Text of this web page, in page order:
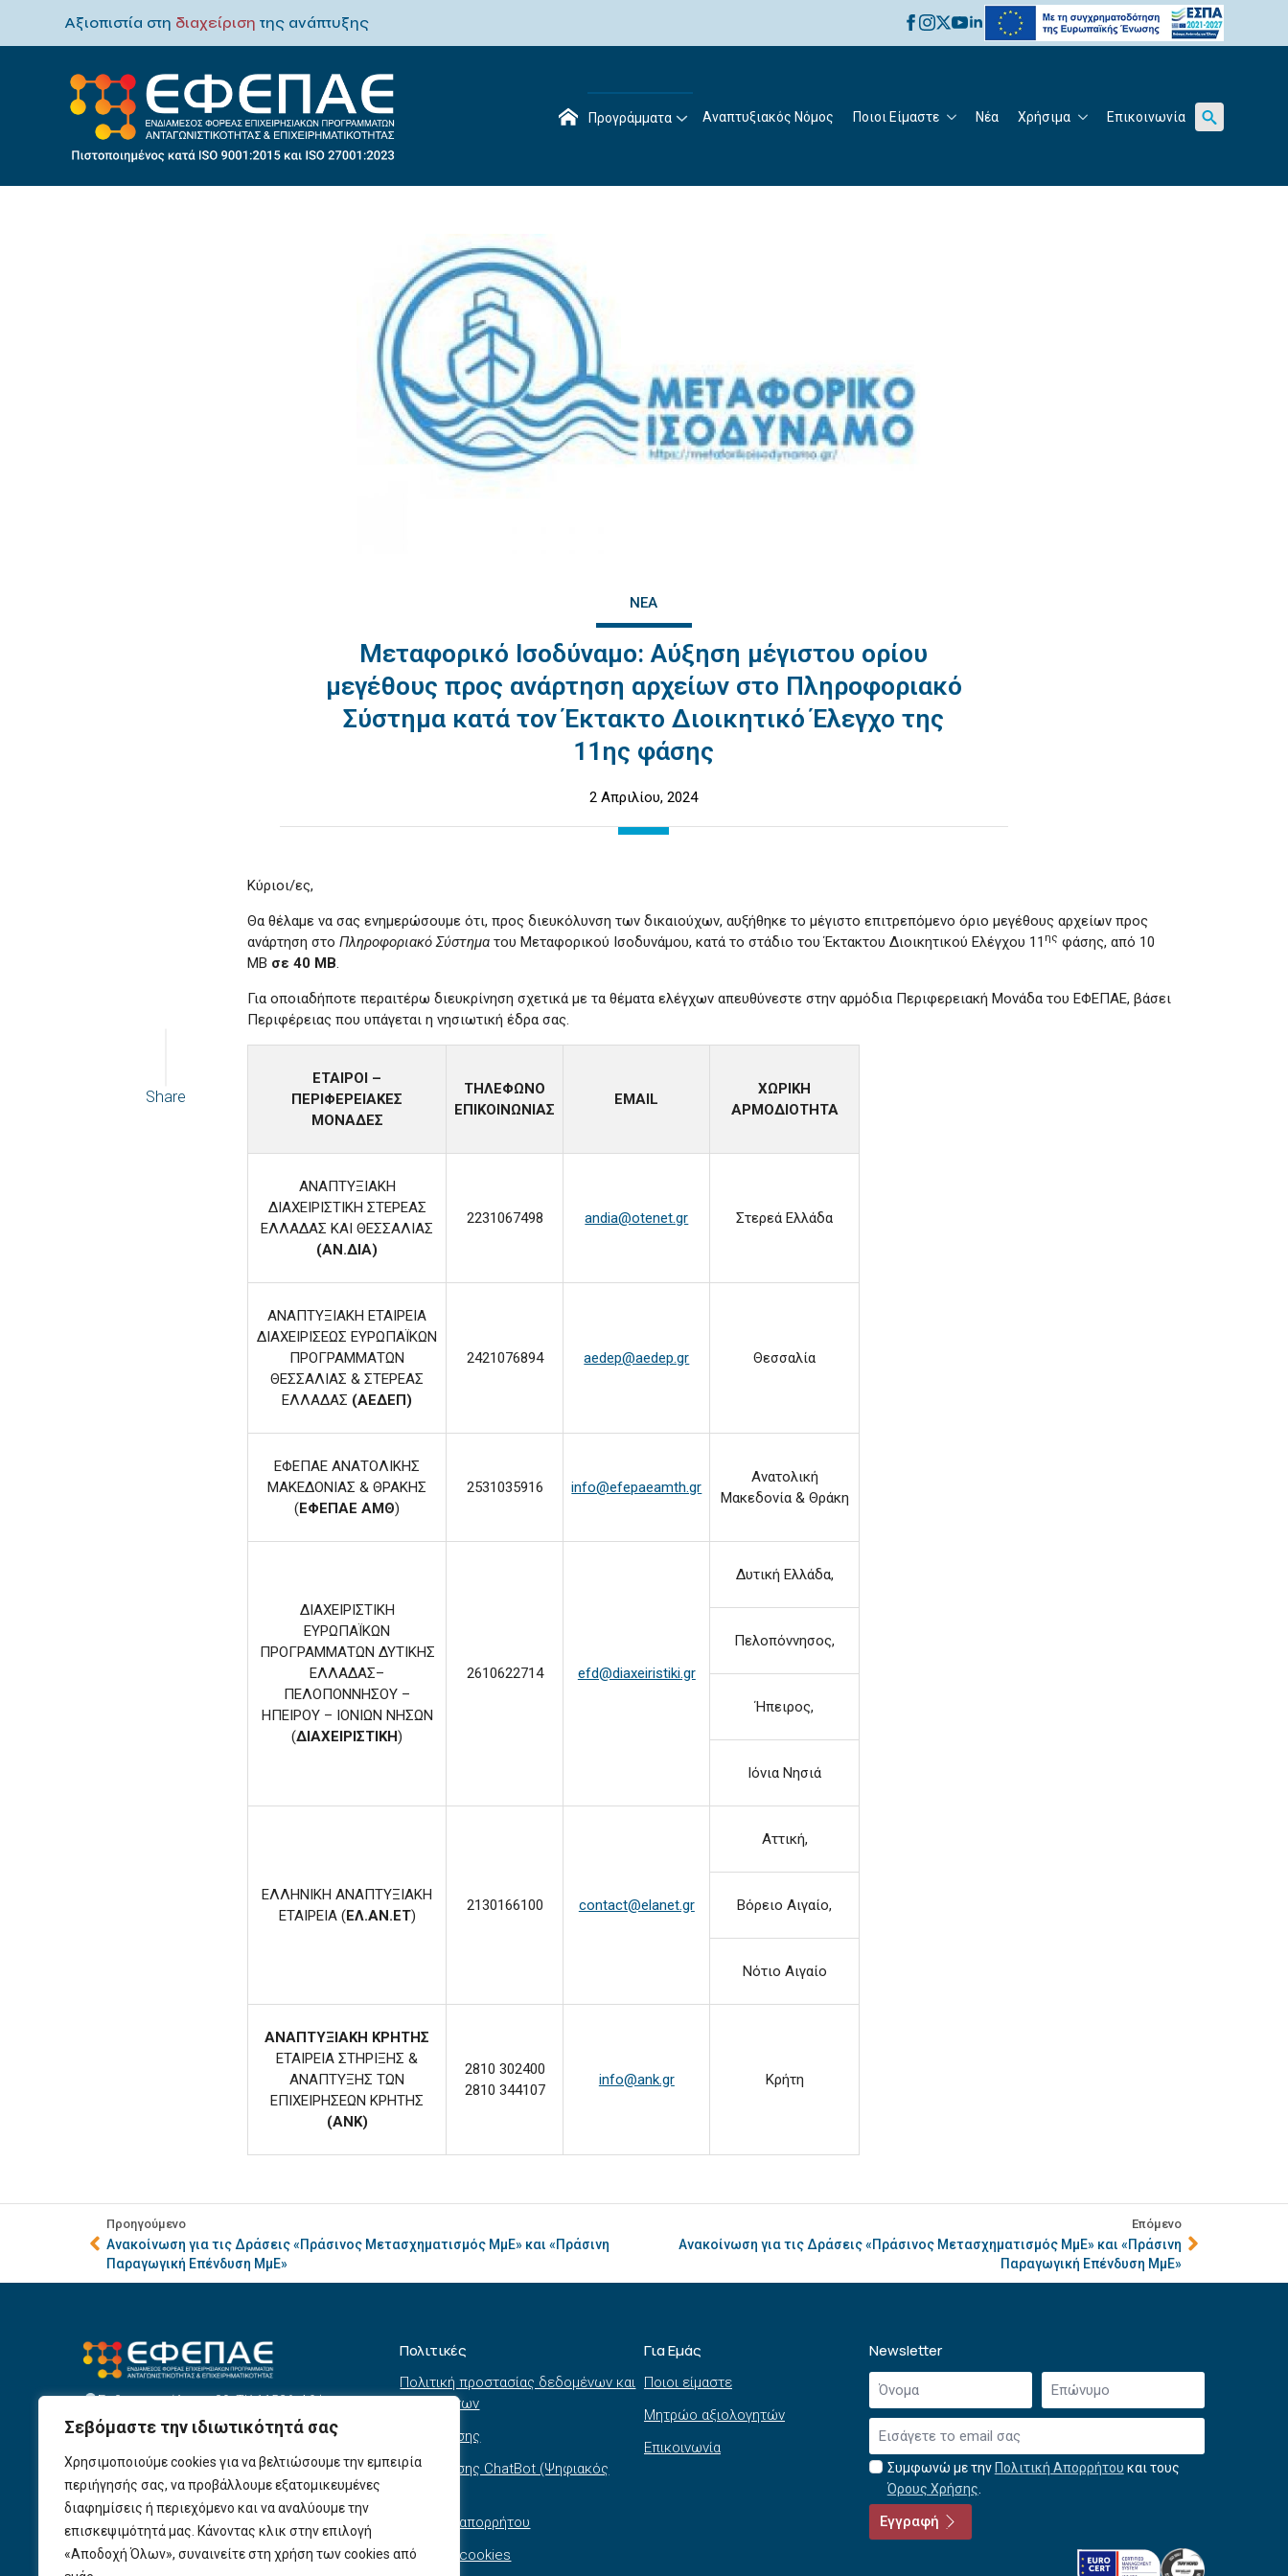
Σεβόμαστε την ιδιωτικότητά σας
Χρησιμοποιούμε cookies για να βελτιώσουμε την εμπειρία
περιήγησής σας, να προβάλλουμε εξατομικευμένες
διαφημίσεις ή περιεχόμενο και να αναλύουμε την
επισκεψιμότητά μας. Κάνοντας κλικ στην επιλογή
«Αποδοχή Όλων», συναινείτε στη χρήση των cookies από
Αξιοπιστία στη διαχείριση της ανάπτυξης
Προγράμματα Αναπτυξιακός Νόμος Ποιοι Είμαστε Νέα Χρήσιμα Επικοινωνία
for:
ΝΈΑ
Μεταφορικό Ισοδύναμο: Αύξηση μέγιστου ορίου
μεγέθους προς ανάρτηση αρχείων στο Πληροφοριακό
Σύστημα κατά τον Έκτακτο Διοικητικό Έλεγχο της
11ης φάσης
2 Απριλίου, 2024
Share
Κύριοι/ες,
Θα θέλαμε να σας ενημερώσουμε ότι, προς διευκόλυνση των δικαιούχων, αυξήθηκε το μέγιστο επιτρεπόμενο όριο μεγέθους αρχείων προς
ανάρτηση στοΠληροφοριακό Σύστημα του Μεταφορικού Ισοδυνάμου, κατά το στάδιο του Έκτακτου Διοικητικού Ελέγχου 11 ης φάσης, από 10
MB σε 40 MB.
Για οποιαδήποτε περαιτέρω διευκρίνηση σχετικά με τα θέματα ελέγχων απευθύνεστε στην αρμόδια Περιφερειακή Μονάδα του ΕΦΕΠΑΕ, βάσει
Περιφέρειας που υπάγεται η νησιωτική έδρα σας.
ΕΤΑΙΡΟΙ –
ΠΕΡΙΦΕΡΕΙΑΚΕΣ
ΜΟΝΑΔΕΣ
ΤΗΛΕΦΩΝΟ
ΕΠΙΚΟΙΝΩΝΙΑΣ
ΕMAIL
ΧΩΡΙΚΗ
ΑΡΜΟΔΙΟΤΗΤΑ
ΑΝΑΠΤΥΞΙΑΚΗ
ΔΙΑΧΕΙΡΙΣΤΙΚΗ ΣΤΕΡΕΑΣ
ΕΛΛΑΔΑΣ ΚΑΙ ΘΕΣΣΑΛΙΑΣ
(ΑΝ.ΔΙΑ)
2231067498 andia@otenet.gr Στερεά Ελλάδα
ΑΝΑΠΤΥΞΙΑΚΗ ΕΤΑΙΡΕΙΑ
ΔΙΑΧΕΙΡΙΣΕΩΣ ΕΥΡΩΠΑΪΚΩΝ
ΠΡΟΓΡΑΜΜΑΤΩΝ
ΘΕΣΣΑΛΙΑΣ & ΣΤΕΡΕΑΣ
ΕΛΛΑΔΑΣ (ΑΕΔΕΠ)
2421076894 aedep@aedep.gr Θεσσαλία
ΕΦΕΠΑΕ ΑΝΑΤΟΛΙΚΗΣ
ΜΑΚΕΔΟΝΙΑΣ & ΘΡΑΚΗΣ
(ΕΦΕΠΑΕ ΑΜΘ)
2531035916 info@efepaeamth.gr
Ανατολική
Μακεδονία & Θράκη
ΔΙΑΧΕΙΡΙΣΤΙΚΗ
ΕΥΡΩΠΑΪΚΩΝ
ΠΡΟΓΡΑΜΜΑΤΩΝ ΔΥΤΙΚΗΣ
ΕΛΛΑΔΑΣ–
ΠΕΛΟΠΟΝΝΗΣΟΥ –
ΗΠΕΙΡΟΥ – ΙΟΝΙΩΝ ΝΗΣΩΝ
(ΔΙΑΧΕΙΡΙΣΤΙΚΗ)
2610622714 efd@diaxeiristiki.gr
Δυτική Ελλάδα,
Πελοπόννησος,
Ήπειρος,
Ιόνια Νησιά
ΕΛΛΗΝΙΚΗ ΑΝΑΠΤΥΞΙΑΚΗ
ΕΤΑΙΡΕΙΑ (ΕΛ.ΑΝ.ΕΤ)
2130166100 contact@elanet.gr
Αττική,
Βόρειο Αιγαίο,
Νότιο Αιγαίο
ΑΝΑΠΤΥΞΙΑΚΗ ΚΡΗΤΗΣ
ΕΤΑΙΡΕΙΑ ΣΤΗΡΙΞΗΣ &
ΑΝΑΠΤΥΞΗΣ ΤΩΝ
ΕΠΙΧΕΙΡΗΣΕΩΝ ΚΡΗΤΗΣ
(ΑΝΚ)
2810 302400
2810 344107
info@ank.gr Κρήτη
Προηγούμενο
Ανακοίνωση για τις Δράσεις «Πράσινος Μετασχηματισμός ΜμΕ» και «Πράσινη
Παραγωγική Επένδυση ΜμΕ»
Επόμενο
Ανακοίνωση για τις Δράσεις «Πράσινος Μετασχηματισμός ΜμΕ» και «Πράσινη
Παραγωγική Επένδυση ΜμΕ»
Σεβαστουπόλεως 80, ΤΚ 11526, Αθήνα
info@efepae.gr
anaptyxiakos@efepae.gr
210 6985210
Ωράριο Λειτουργίας:
Δευτέρα – Παρασκευή, 09:00 – 17:00
Αριθμός ΓΕΜΗ: 154190801000
Πολιτικές
Πολιτική προστασίας δεδομένων και
συστημάτων
Όροι χρήσης
Όροι χρήσης ChatBot (Ψηφιακός
Πολιτική απορρήτου
Πολιτική cookies
Για Εμάς
Ποιοι είμαστε
Μητρώο αξιολογητών
Επικοινωνία
Newsletter
Όνομα
Επώνυμο
Email
Αποδοχή
όρων
χρήσης
*
Συμφωνώ με την Πολιτική Απορρήτου και τους
Όρους Χρήσης
Εγγραφή